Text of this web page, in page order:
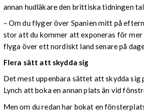
annan hudläkare den brittiska tidningen
– Om du flyger över Spanien mitt på
stor att du kommer att exponeras för mer
flyga över ett nordiskt land senare på
Flera sätt att skydda sig
Det mest uppenbara sättet att skydda sig
Lynch att boka en annan plats än vid
Men om du redan har bokat en